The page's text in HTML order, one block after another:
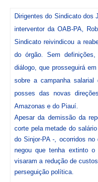
Dirigentes do Sindicato dos
interventor da OAB-PA,
Sindicato reivindicou a
do órgão. Sem
diálogo, que prosseguirá
sobre a campanha
posses das novas
Amazonas e do Piauí.
Apesar da demissão da
corte pela metade do
do Sinjor-PA -, ocorridos
negou que tenha extinto
visaram a redução de
perseguição política.